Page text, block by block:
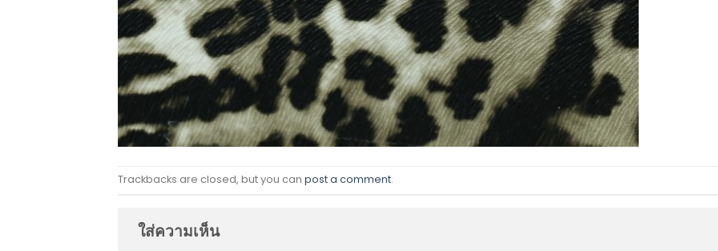
Trackbacks are closed, but you can post a comment.
ใส่ความเห็น